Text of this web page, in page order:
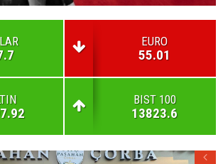
EURO
55.01
BIST 100
13823.6